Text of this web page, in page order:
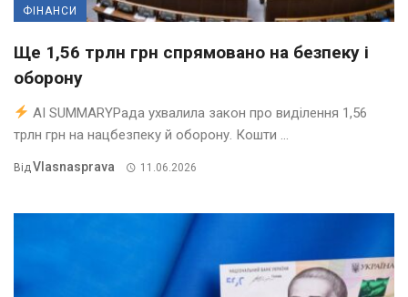
ФІНАНСИ
Ще 1,56 трлн грн спрямовано на безпеку і
оборону
AI SUMMARYРада ухвалила закон про виділення 1,56
трлн грн на нацбезпеку й оборону. Кошти ...
ВідVlasnasprava 11.06.2026